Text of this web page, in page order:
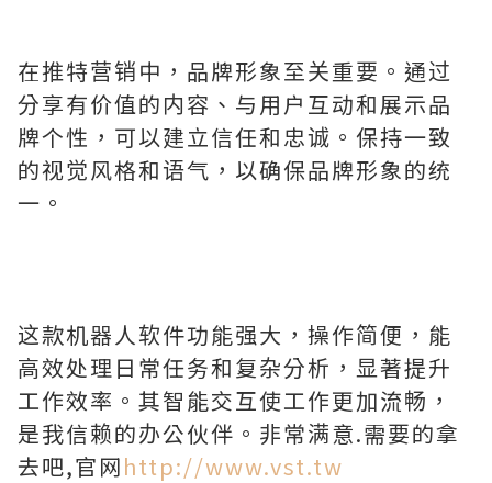
在推特营销中，品牌形象至关重要。通过
分享有价值的内容、与用户互动和展示品
牌个性，可以建立信任和忠诚。保持一致
的视觉风格和语气，以确保品牌形象的统
一。
这款机器人软件功能强大，操作简便，能
高效处理日常任务和复杂分析，显著提升
工作效率。其智能交互使工作更加流畅，
是我信赖的办公伙伴。非常满意.需要的拿
去吧,官网http://www.vst.tw